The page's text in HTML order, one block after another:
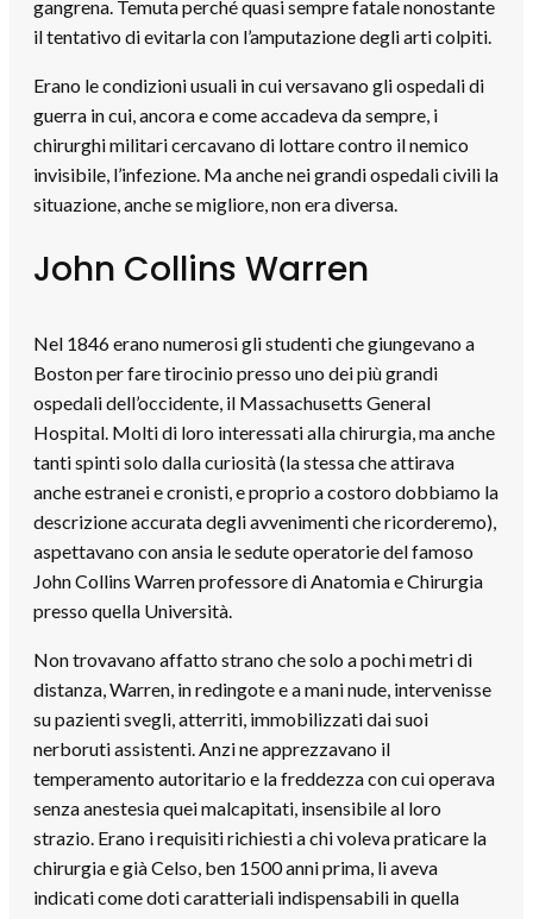
gangrena. Temuta perché quasi sempre fatale nonostante
il tentativo di evitarla con l’amputazione degli arti colpiti.
Erano le condizioni usuali in cui versavano gli ospedali di
guerra in cui, ancora e come accadeva da sempre, i
chirurghi militari cercavano di lottare contro il nemico
invisibile, l’infezione. Ma anche nei grandi ospedali civili la
situazione, anche se migliore, non era diversa.
John Collins Warren
Nel 1846 erano numerosi gli studenti che giungevano a
Boston per fare tirocinio presso uno dei più grandi
ospedali dell’occidente, il Massachusetts General
Hospital. Molti di loro interessati alla chirurgia, ma anche
tanti spinti solo dalla curiosità (la stessa che attirava
anche estranei e cronisti, e proprio a costoro dobbiamo la
descrizione accurata degli avvenimenti che ricorderemo),
aspettavano con ansia le sedute operatorie del famoso
John Collins Warren professore di Anatomia e Chirurgia
presso quella Università.
Non trovavano affatto strano che solo a pochi metri di
distanza, Warren, in redingote e a mani nude, intervenisse
su pazienti svegli, atterriti, immobilizzati dai suoi
nerboruti assistenti. Anzi ne apprezzavano il
temperamento autoritario e la freddezza con cui operava
senza anestesia quei malcapitati, insensibile al loro
strazio. Erano i requisiti richiesti a chi voleva praticare la
chirurgia e già Celso, ben 1500 anni prima, li aveva
indicati come doti caratteriali indispensabili in quella